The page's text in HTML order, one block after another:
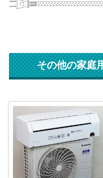
その他の家庭